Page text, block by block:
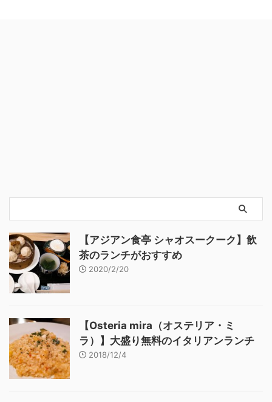
【アジアン食亭 シャオスークーク】飲
茶のランチがおすすめ
2020/2/20
【Osteria mira（オステリア・ミ
ラ）】大盛り無料のイタリアンランチ
2018/12/4